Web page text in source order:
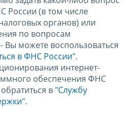
России (в том числе
органов) или
по вопросам
Вы можете воспользоваться
в ФНС России".
интернет-
обеспечения ФНС
в "Службу